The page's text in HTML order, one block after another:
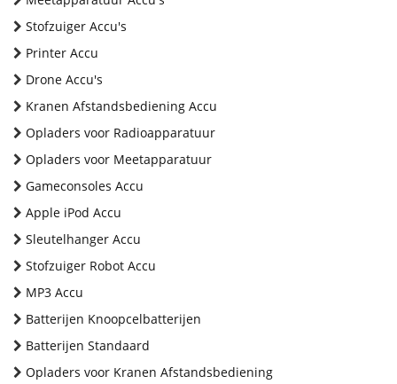
Stofzuiger Accu's
Printer Accu
Drone Accu's
Kranen Afstandsbediening Accu
Opladers voor Radioapparatuur
Opladers voor Meetapparatuur
Gameconsoles Accu
Apple iPod Accu
Sleutelhanger Accu
Stofzuiger Robot Accu
MP3 Accu
Batterijen Knoopcelbatterijen
Batterijen Standaard
Opladers voor Kranen Afstandsbediening